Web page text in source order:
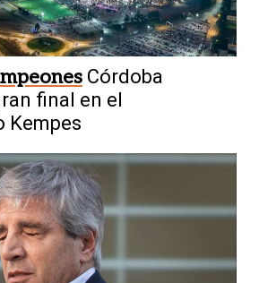
Córdoba
final en el
Kempes